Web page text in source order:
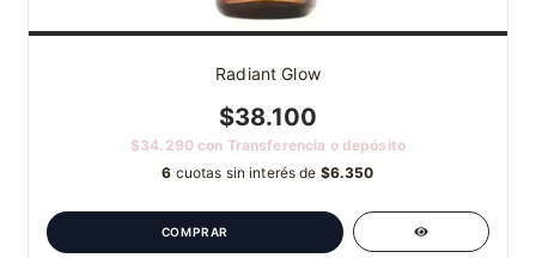
Radiant Glow
$38.100
$34.290con Transferencia o depósito
6 cuotas sin interés de $6.350